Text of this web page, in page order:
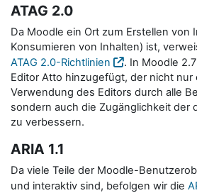
ATAG 2.0
Da Moodle ein Ort zum Erstellen von
Konsumieren von Inhalten) ist,
ATAG 2.0-Richtlinien
. In Moodle
Editor Atto hinzugefügt, der nicht nur
Verwendung des Editors durch alle
sondern auch die Zugänglichkeit der
zu verbessern.
ARIA 1.1
Da viele Teile der Moodle-
und interaktiv sind, befolgen wir die